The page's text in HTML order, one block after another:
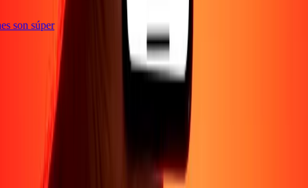
son súper
Blog Corporativo
Política de privacidad
Aviso de cookiesTérminos y